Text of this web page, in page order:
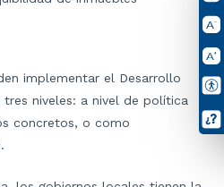
implementar el Desarrollo
niveles: a nivel de política
concretos, o como